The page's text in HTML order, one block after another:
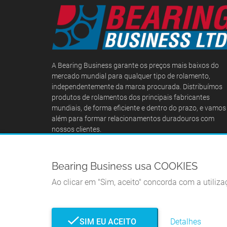
A Bearing Business garante os preços mais baixos do
mercado mundial para qualquer tipo de rolamento,
independentemente da marca procurada. Distribuímos
produtos de rolamentos dos principais fabricantes
mundiais, de forma eficiente e dentro do prazo, e vamos
além para formar relacionamentos duradouros com
nossos clientes.
Bearing Business usa COOKIES
Ao clicar em "Sim, aceito" concorda com a
SIM EU ACEITO Detalhes